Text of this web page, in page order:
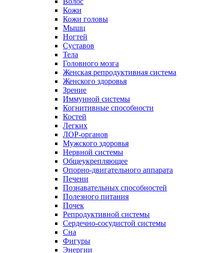
Кожи
Кожи головы
Мышц
Ногтей
Суставов
Тела
Головного мозга
Женская репродуктивная система
Женского здоровья
Зрение
Иммунной системы
Когнитивные способности
Костей
Легких
ЛОР-органов
Мужского здоровья
Нервной системы
Общеукрепляющее
Опорно-двигательного аппарата
Печени
Познавательных способностей
Полезного питания
Почек
Репродуктивной системы
Сердечно-сосудистой системы
Сна
Фигуры
Энергии